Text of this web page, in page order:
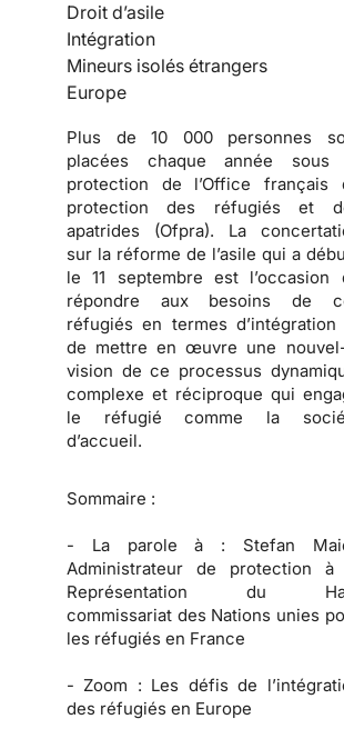
Droit d’asile
Intégration
Mineurs isolés étrangers
Europe
Plus de 10 000 personnes
placées chaque année sous
protection de l’Office français
protection des réfugiés et
apatrides (Ofpra). La
sur la réforme de l’asile qui a
le 11 septembre est l’occasion
répondre aux besoins de
réfugiés en termes d’intégration
de mettre en œuvre une
vision de ce processus
complexe et réciproque qui
le réfugié comme la
d’accueil.
Sommaire :
- La parole à : Stefan
Administrateur de protection à
Représentation du
commissariat des Nations unies
les réfugiés en France
- Zoom : Les défis de
des réfugiés en Europe